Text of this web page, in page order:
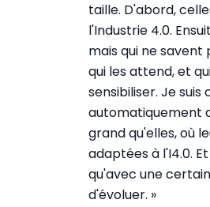
taille. D'abord,
l'Industrie 4.0.
mais qui ne
qui les attend, et
sensibiliser. Je
automatiquement
grand qu'elles, où
adaptées à l'I4.0.
qu'avec une
d'évoluer. »